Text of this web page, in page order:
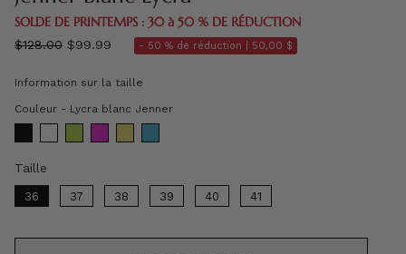
SOLDE DE PRINTEMPS : 30 à 50 % DE RÉDUCTION
régulier
$128.00 $99.99 - 50 % de réduction | 50,00 $
Information sur la taille
Couleur - Lycra blanc JennerCouleur
Taille
36 37 38 39 40 41